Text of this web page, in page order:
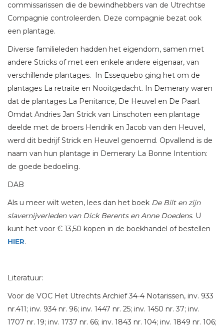
commissarissen die de bewindhebbers van de Utrechtse
Compagnie controleerden. Deze compagnie bezat ook
een plantage.
Diverse familieleden hadden het eigendom, samen met
andere Stricks of met een enkele andere eigenaar, van
verschillende plantages. In Essequebo ging het om de
plantages La retraite en Nooitgedacht. In Demerary waren
dat de plantages La Penitance, De Heuvel en De Paarl.
Omdat Andries Jan Strick van Linschoten een plantage
deelde met de broers Hendrik en Jacob van den Heuvel,
werd dit bedrijf Strick en Heuvel genoemd. Opvallend is de
naam van hun plantage in Demerary La Bonne Intention:
de goede bedoeling.
DAB
Als u meer wilt weten, lees dan het boek De Bilt en zijn
slavernijverleden van Dick Berents en Anne Doedens. U
kunt het voor € 13,50 kopen in de boekhandel of bestellen
HIER.
Literatuur:
Voor de VOC Het Utrechts Archief 34-4 Notarissen, inv. 933
nr.411; inv. 934 nr. 96; inv. 1447 nr. 25; inv. 1450 nr. 37; inv.
1707 nr. 19; inv. 1737 nr. 66; inv. 1843 nr. 104; inv. 1849 nr. 106;